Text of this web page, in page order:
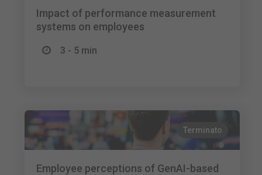
Impact of performance measurement
systems on employees
3 - 5 min
Terminato
Employee perceptions of GenAI-based